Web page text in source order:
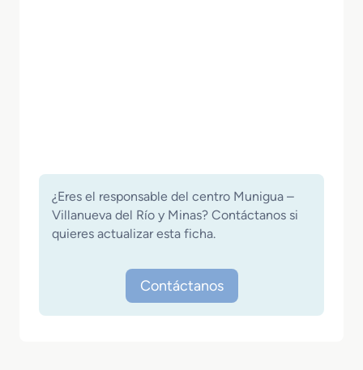
¿Eres el responsable del centro Munigua –
Villanueva del Río y Minas? Contáctanos si
quieres actualizar esta ficha.
Contáctanos